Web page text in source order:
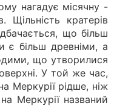
нагадує місячну -
Щільність кратерів
що більш
є більш древніми, а
що утворилися
У той же час,
Меркурії рідше, ніж
Меркурії названий